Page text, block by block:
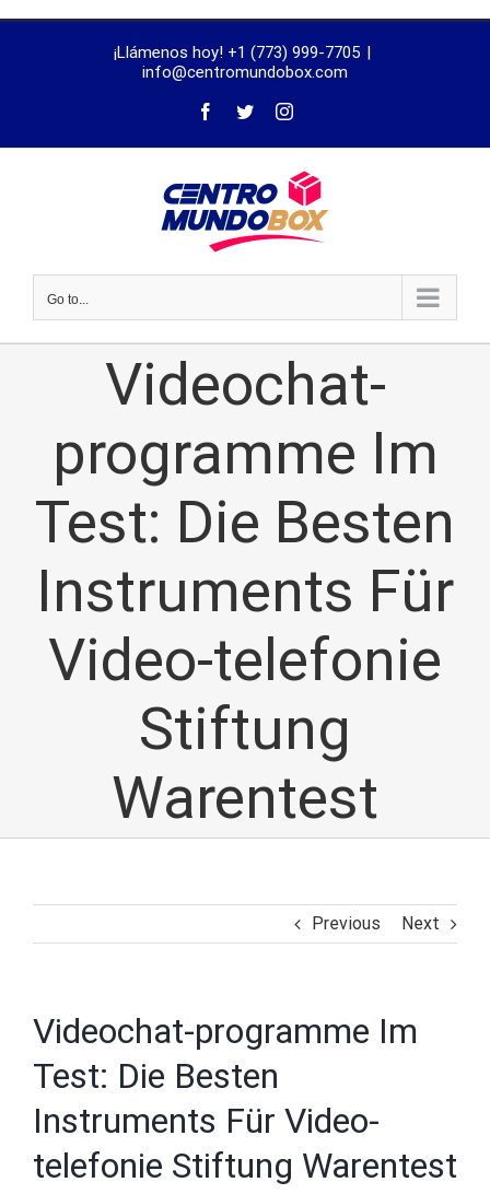
¡Llámenos hoy! +1 (773) 999-7705 |
info@centromundobox.com
Go to...
Videochat-
programme Im
Test: Die Besten
Instruments Für
Video-telefonie
Stiftung
Warentest
Previous Next
Videochat-programme Im
Test: Die Besten
Instruments Für Video-
telefonie Stiftung Warentest